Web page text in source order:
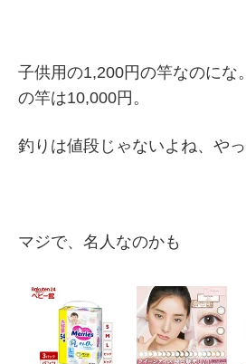
子供用の1,200円の竿なのにな
の竿は10,000円。
釣りは値段じゃないよね、やっ
マジで、名人なのかも